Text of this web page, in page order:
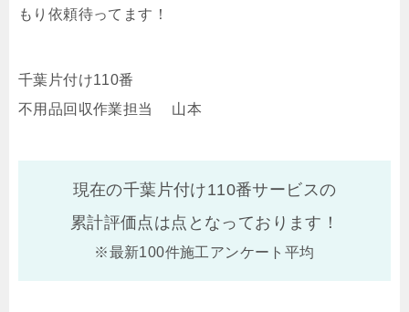
もり依頼待ってます！
千葉片付け110番
不用品回収作業担当 山本
現在の千葉片付け110番サービスの
累計評価点は点となっております！
※最新100件施工アンケート平均